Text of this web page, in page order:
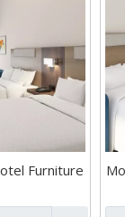
Furniture